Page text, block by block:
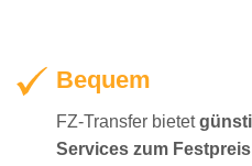
Bequem
FZ-Transfer bietet
Services zum